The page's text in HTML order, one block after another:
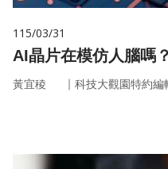
115/03/31
AI晶片在模仿人腦嗎
黃宜稜 ｜ 科技大觀園特約編